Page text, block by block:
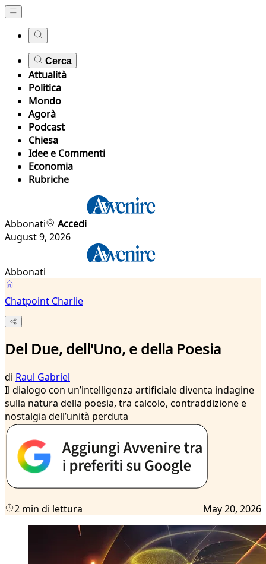
Cerca
Attualità
Politica
Mondo
Agorà
Podcast
Chiesa
Idee e Commenti
Economia
Rubriche
Abbonati
Accedi
August 9, 2026
Abbonati
Chatpoint Charlie
Del Due, dell'Uno, e della Poesia
di Raul Gabriel
Il dialogo con un’intelligenza artificiale diventa indagine
sulla natura della poesia, tra calcolo, contraddizione e
nostalgia dell’unità perduta
2 min di lettura May 20, 2026